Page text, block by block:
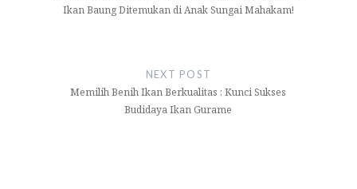
Ikan Baung Ditemukan di Anak Sungai Mahakam!
NEXT POST
Memilih Benih Ikan Berkualitas : Kunci Sukses
Budidaya Ikan Gurame